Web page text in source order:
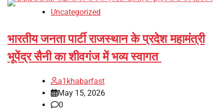
Uncategorized
भारतीय जनता पार्टी राजस्थान के प्रदेश महामंत्री
भूपेंद्र सैनी का शीवगंज में भव्य स्वागत
a1khabarfast
May 15, 2026
0